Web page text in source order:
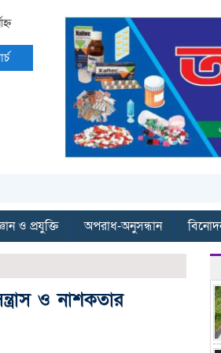
ও প্রযুক্তি অপরাধ-অনুসন্ধান
ও নাশকতার